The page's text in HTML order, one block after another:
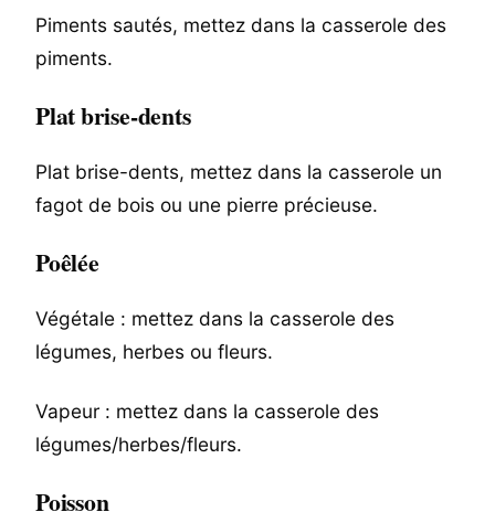
Piments sautés, mettez dans la casserole des
piments.
Plat brise-dents
Plat brise-dents, mettez dans la casserole un
fagot de bois ou une pierre précieuse.
Poêlée
Végétale : mettez dans la casserole des
légumes, herbes ou fleurs.
Vapeur : mettez dans la casserole des
légumes/herbes/fleurs.
Poisson